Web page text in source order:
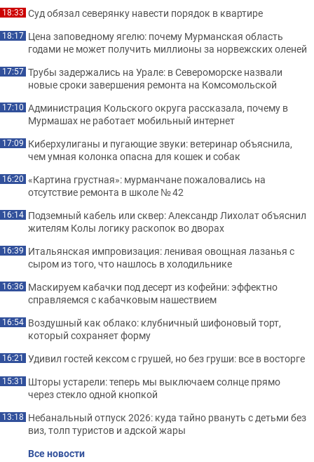
18:33 Суд обязал северянку навести порядок в квартире
18:17 Цена заповедному ягелю: почему Мурманская область
годами не может получить миллионы за норвежских оленей
17:57 Трубы задержались на Урале: в Североморске назвали
новые сроки завершения ремонта на Комсомольской
17:10 Администрация Кольского округа рассказала, почему в
Мурмашах не работает мобильный интернет
17:09 Киберхулиганы и пугающие звуки: ветеринар объяснила,
чем умная колонка опасна для кошек и собак
16:20 «Картина грустная»: мурманчане пожаловались на
отсутствие ремонта в школе № 42
16:14 Подземный кабель или сквер: Александр Лихолат объяснил
жителям Колы логику раскопок во дворах
16:39 Итальянская импровизация: ленивая овощная лазанья с
сыром из того, что нашлось в холодильнике
16:36 Маскируем кабачки под десерт из кофейни: эффектно
справляемся с кабачковым нашествием
16:54 Воздушный как облако: клубничный шифоновый торт,
который сохраняет форму
16:21 Удивил гостей кексом с грушей, но без груши: все в восторге
15:31 Шторы устарели: теперь мы выключаем солнце прямо
через стекло одной кнопкой
13:18 Небанальный отпуск 2026: куда тайно рвануть с детьми без
виз, толп туристов и адской жары
Все новости